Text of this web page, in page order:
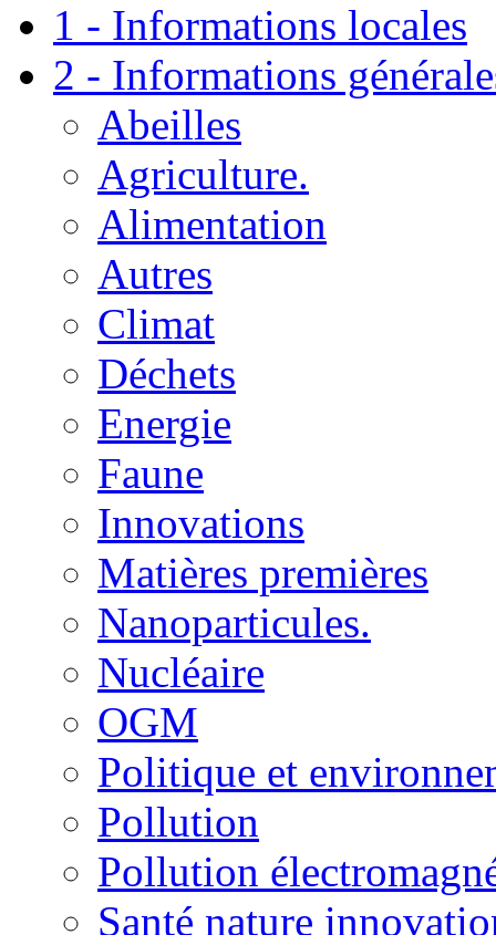
1 - Informations locales
2 - Informations
Abeilles
Agriculture.
Alimentation
Autres
Climat
Déchets
Energie
Faune
Innovations
Matières premières
Nanoparticules.
Nucléaire
OGM
Politique et
Pollution
Pollution
Santé nature